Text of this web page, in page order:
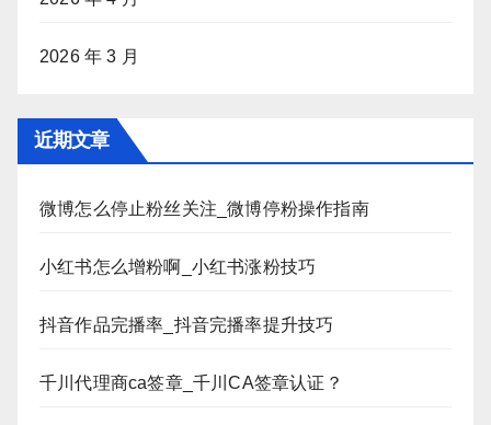
2026 年 3 月
近期文章
微博怎么停止粉丝关注_微博停粉操作指南
小红书怎么增粉啊_小红书涨粉技巧
抖音作品完播率_抖音完播率提升技巧
千川代理商ca签章_千川CA签章认证？